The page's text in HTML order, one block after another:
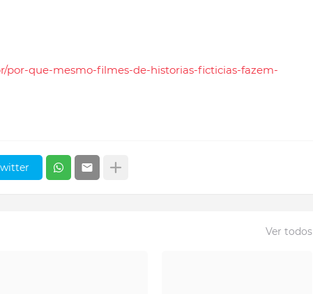
por-que-mesmo-filmes-de-historias-ficticias-fazem-
Ver todos